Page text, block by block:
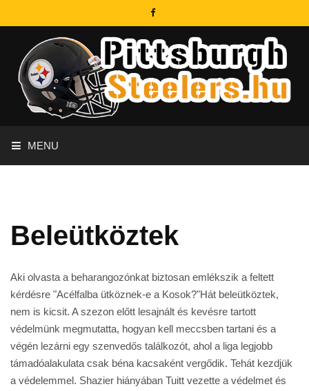
MENU
Beleütköztek
Aki olvasta a beharangozónkat biztosan emlékszik a feltett
kérdésre "Acélfalba ütköznek-e a Kosok?"Hát beleütköztek,
nem is kicsit. A szezon előtt lesajnált és kevésre tartott
védelmünk megmutatta, hogyan kell meccsben tartani és a
végén lezárni egy szenvedős találkozót, ahol a liga legjobb
támadóalakulata csak béna kacsaként vergődik. Tehát kezdjük
a védelemmel. Shazier hiányában Tuitt vezette a védelmet és